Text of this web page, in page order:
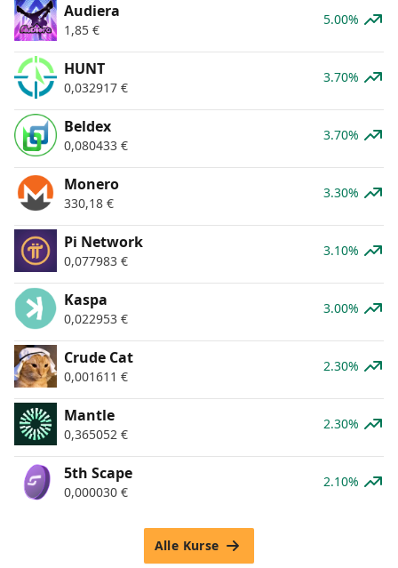
Audiera
1,85 €
5.00%
HUNT
0,032917 €
3.70%
Beldex
0,080433 €
3.70%
Monero
330,18 €
3.30%
Pi Network
0,077983 €
3.10%
Kaspa
0,022953 €
3.00%
Crude Cat
0,001611 €
2.30%
Mantle
0,365052 €
2.30%
5th Scape
0,000030 €
2.10%
Alle Kurse